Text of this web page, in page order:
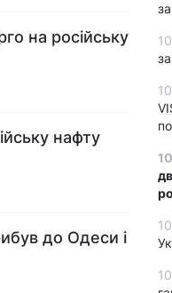
на російську
нафту
до Одеси і